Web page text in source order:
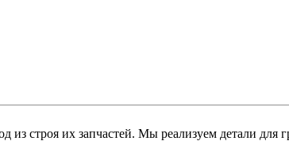
строя их запчастей. Мы реализуем детали для